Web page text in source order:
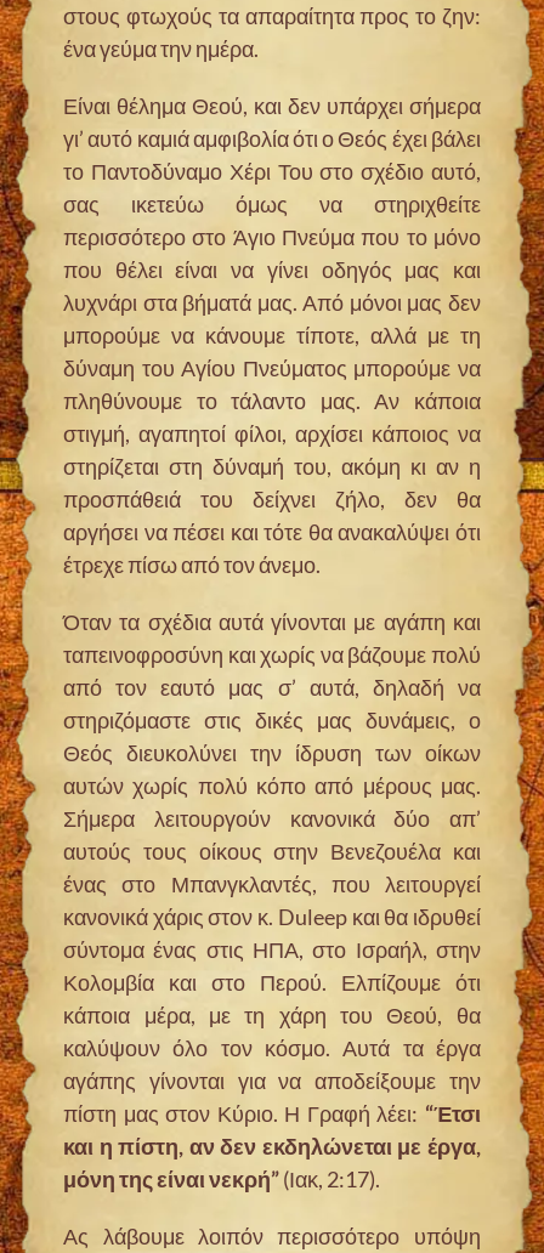
στους φτωχούς τα απαραίτητα προς το ζην:
ένα γεύμα την ημέρα.
Είναι θέλημα Θεού, και δεν υπάρχει σήμερα
γι’ αυτό καμιά αμφιβολία ότι ο Θεός έχει βάλει
το Παντοδύναμο Χέρι Του στο σχέδιο αυτό,
σας ικετεύω όμως να στηριχθείτε
περισσότερο στο Άγιο Πνεύμα που το μόνο
που θέλει είναι να γίνει οδηγός μας και
λυχνάρι στα βήματά μας. Από μόνοι μας δεν
μπορούμε να κάνουμε τίποτε, αλλά με τη
δύναμη του Αγίου Πνεύματος μπορούμε να
πληθύνουμε το τάλαντο μας. Αν κάποια
στιγμή, αγαπητοί φίλοι, αρχίσει κάποιος να
στηρίζεται στη δύναμή του, ακόμη κι αν η
προσπάθειά του δείχνει ζήλο, δεν θα
αργήσει να πέσει και τότε θα ανακαλύψει ότι
έτρεχε πίσω από τον άνεμο.
Όταν τα σχέδια αυτά γίνονται με αγάπη και
ταπεινοφροσύνη και χωρίς να βάζουμε πολύ
από τον εαυτό μας σ’ αυτά, δηλαδή να
στηριζόμαστε στις δικές μας δυνάμεις, ο
Θεός διευκολύνει την ίδρυση των οίκων
αυτών χωρίς πολύ κόπο από μέρους μας.
Σήμερα λειτουργούν κανονικά δύο απ’
αυτούς τους οίκους στην Βενεζουέλα και
ένας στο Μπανγκλαντές, που λειτουργεί
κανονικά χάρις στον κ. Duleep και θα ιδρυθεί
σύντομα ένας στις ΗΠΑ, στο Ισραήλ, στην
Κολομβία και στο Περού. Ελπίζουμε ότι
κάποια μέρα, με τη χάρη του Θεού, θα
καλύψουν όλο τον κόσμο. Αυτά τα έργα
αγάπης γίνονται για να αποδείξουμε την
πίστη μας στον Κύριο. Η Γραφή λέει: “Έτσι
και η πίστη, αν δεν εκδηλώνεται με έργα,
μόνη της είναι νεκρή”(Ιακ, 2:17).
Ας λάβουμε λοιπόν περισσότερο υπόψη